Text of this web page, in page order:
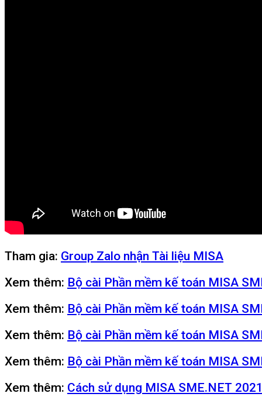
Tham gia: Group Zalo nhận Tài liệu MISA
Xem thêm: Bộ cài Phần mềm kế toán MISA
Xem thêm: Bộ cài Phần mềm kế toán MISA
Xem thêm: Bộ cài Phần mềm kế toán MISA
Xem thêm: Bộ cài Phần mềm kế toán MISA
Xem thêm: Cách sử dụng MISA SME.NET